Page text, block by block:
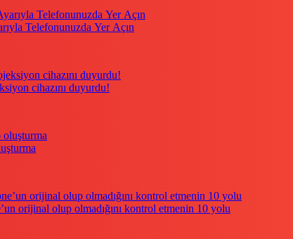
Telefonunuzda Yer Açın
cihazını duyurdu!
orijinal olup olmadığını kontrol etmenin 10 yolu